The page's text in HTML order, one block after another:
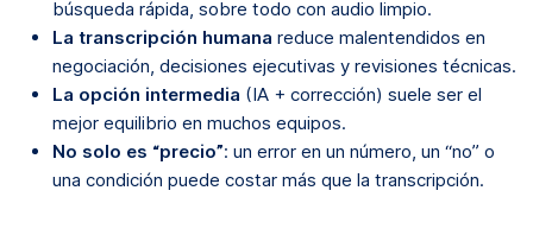
búsqueda rápida, sobre todo con audio limpio.
La transcripción humana reduce malentendidos en
negociación, decisiones ejecutivas y revisiones técnicas.
La opción intermedia (IA + corrección) suele ser el
mejor equilibrio en muchos equipos.
No solo es “precio”: un error en un número, un “no” o
una condición puede costar más que la transcripción.